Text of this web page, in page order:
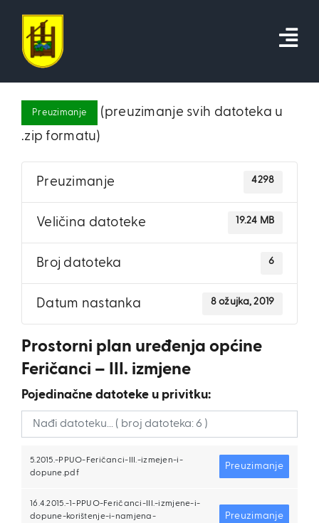
content
Preuzimanje
(preuzimanje svih datoteka u
.zip formatu)
Preuzimanje 4298
Veličina datoteke 19.24 MB
Broj datoteka 6
Datum nastanka 8 ožujka, 2019
Prostorni plan uređenja općine
Feričanci – III. izmjene
Pojedinačne datoteke u privitku:
5.2015.-PPUO-Feričanci-III.-izmejen-i-
dopune.pdf
Preuzimanje
16.4.2015.-1-PPUO-Feričanci-III.-izmjene-i-
dopune-korištenje-i-namjena-
Preuzimanje